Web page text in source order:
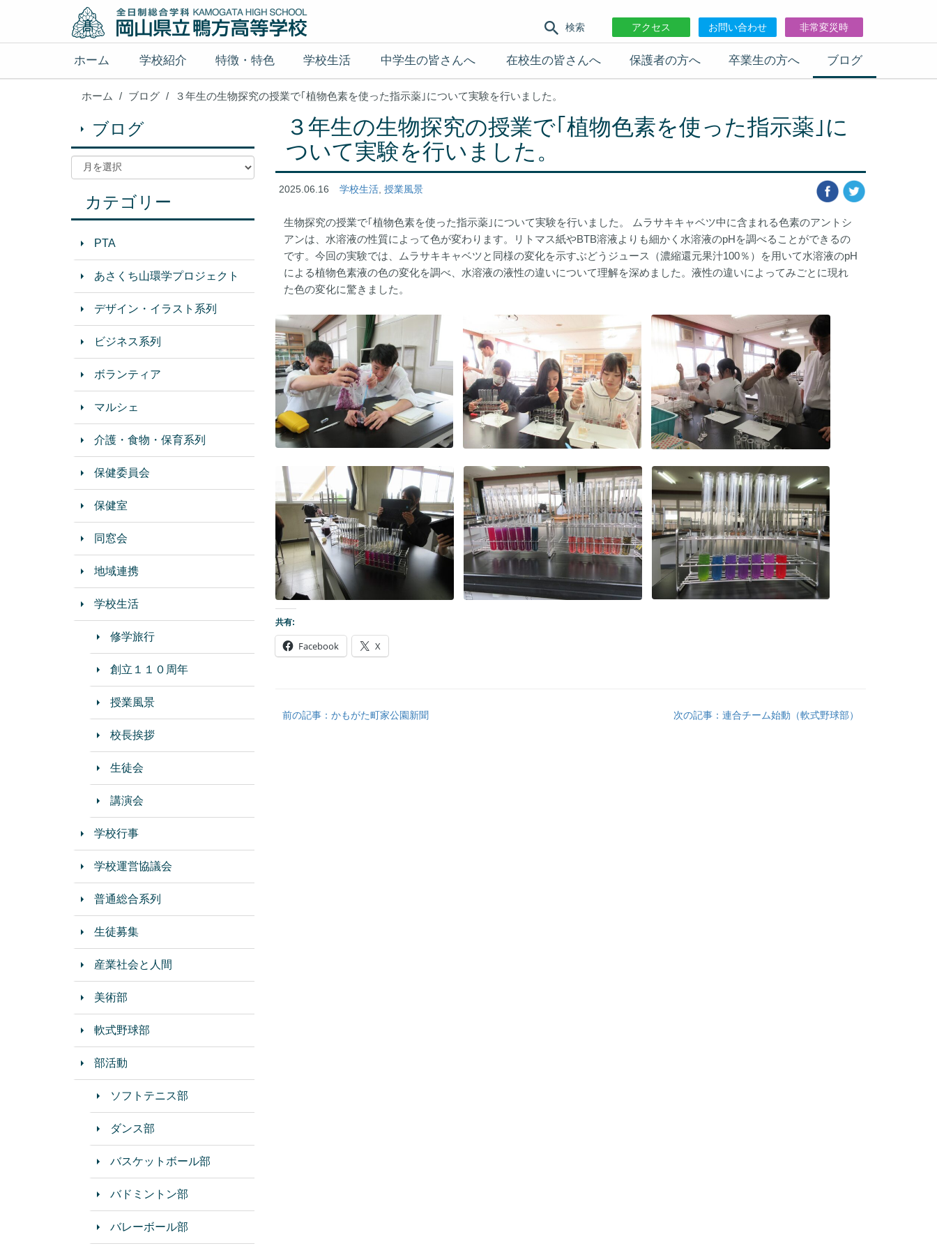
検索 アクセス お問い合わせ 非常変災時
ホーム 学校紹介 特徴・特色 学校生活 中学生の皆さんへ 在校生の皆さんへ 保護者の方へ 卒業生の方へ ブログ
ホーム ブログ ３年生の生物探究の授業で｢植物色素を使った指示薬｣について実験を行いました。
３年生の生物探究の授業で｢植物色素を使った指示薬｣に
ついて実験を行いました。
2025.06.16 学校生活, 授業風景
生物探究の授業で｢植物色素を使った指示薬｣について実験を行いました。 ムラサキキャベツ中に含まれる色素のアントシ
アンは、水溶液の性質によって色が変わります。リトマス紙やBTB溶液よりも細かく水溶液のpHを調べることができるの
です。今回の実験では、ムラサキキャベツと同様の変化を示すぶどうジュース（濃縮還元果汁100％）を用いて水溶液のpH
による植物色素液の色の変化を調べ、水溶液の液性の違いについて理解を深めました。液性の違いによってみごとに現れ
た色の変化に驚きました。
共有:
Facebook X
前の記事：かもがた町家公園新聞 次の記事：連合チーム始動（軟式野球部）
ブログ
カテゴリー
PTA
あさくち山環学プロジェクト
デザイン・イラスト系列
ビジネス系列
ボランティア
マルシェ
介護・食物・保育系列
保健委員会
保健室
同窓会
地域連携
学校生活
修学旅行
創立１１０周年
授業風景
校長挨拶
生徒会
講演会
学校行事
学校運営協議会
普通総合系列
生徒募集
産業社会と人間
美術部
軟式野球部
部活動
ソフトテニス部
ダンス部
バスケットボール部
バドミントン部
バレーボール部